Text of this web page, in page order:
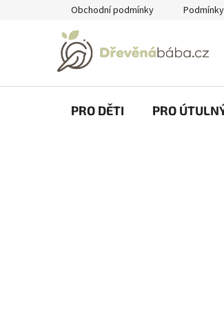
Obchodní podmínky
PRO DĚTI PRO